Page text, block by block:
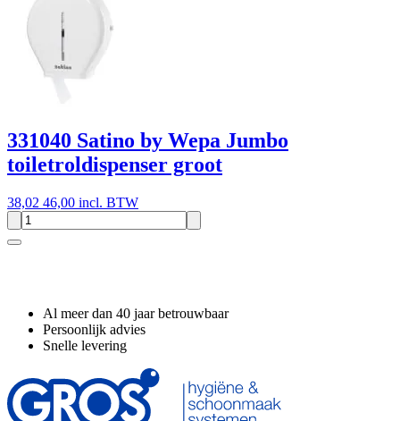
331040 Satino by Wepa Jumbo
toiletroldispenser groot
38,02 46,00 incl. BTW
Al meer dan 40 jaar betrouwbaar
Persoonlijk advies
Snelle levering